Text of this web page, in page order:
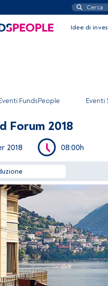
Idee di
FundsPeople Eventi
Forum 2018
2018 08:00h